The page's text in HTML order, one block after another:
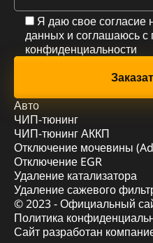
Я даю свое согласие
данных и соглашаюсь с
конфиденциальности
Авто
ЧИП-тюнинг
ЧИП-тюнинг АККП
Отключение мочевины
Отключение EGR
Удаление катализатора
Удаление сажевого
© 2023 - Официальный
Политика
Сайт разработан